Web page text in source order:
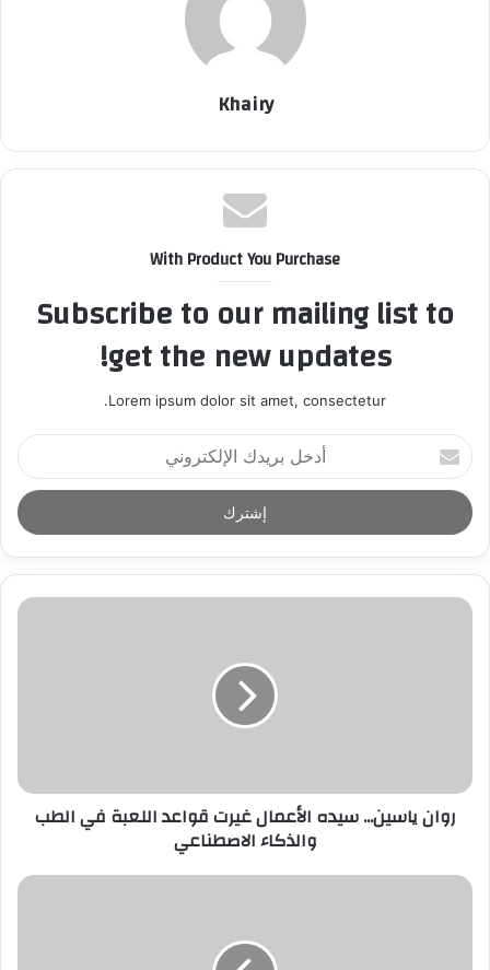
Khairy
With Product You Purchase
Subscribe to our mailing list to
get the new updates!
Lorem ipsum dolor sit amet, consectetur.
أ
د
خ
ل
ر
د
ر
روان ياسين... سيده الأعمال غيرت قواعد اللعبة في الطب
والذكاء الاصطناعي